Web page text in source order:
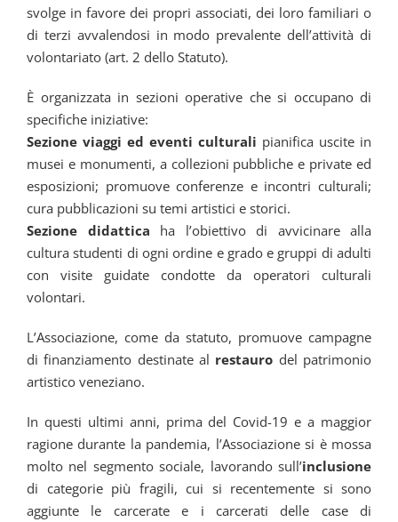
svolge in favore dei propri associati, dei loro familiari o
di terzi avvalendosi in modo prevalente dell’attività di
volontariato (art. 2 dello Statuto).
È organizzata in sezioni operative che si occupano di
specifiche iniziative:
Sezione viaggi ed eventi culturali pianifica uscite in
musei e monumenti, a collezioni pubbliche e private ed
esposizioni; promuove conferenze e incontri culturali;
cura pubblicazioni su temi artistici e storici.
Sezione didattica ha l’obiettivo di avvicinare alla
cultura studenti di ogni ordine e grado e gruppi di adulti
con visite guidate condotte da operatori culturali
volontari.
L’Associazione, come da statuto, promuove campagne
di finanziamento destinate al restauro del patrimonio
artistico veneziano.
In questi ultimi anni, prima del Covid-19 e a maggior
ragione durante la pandemia, l’Associazione si è mossa
molto nel segmento sociale, lavorando sull’inclusione
di categorie più fragili, cui si recentemente si sono
aggiunte le carcerate e i carcerati delle case di